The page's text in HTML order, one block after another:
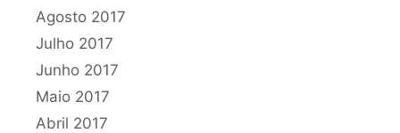
Agosto 2017
Julho 2017
Junho 2017
Maio 2017
Abril 2017